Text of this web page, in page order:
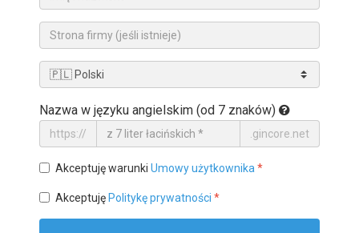
Nazwa w języku angielskim (od 7 znaków)
https:// .gincore.net
Akceptuję warunki Umowy użytkownika *
Akceptuję Politykę prywatności *